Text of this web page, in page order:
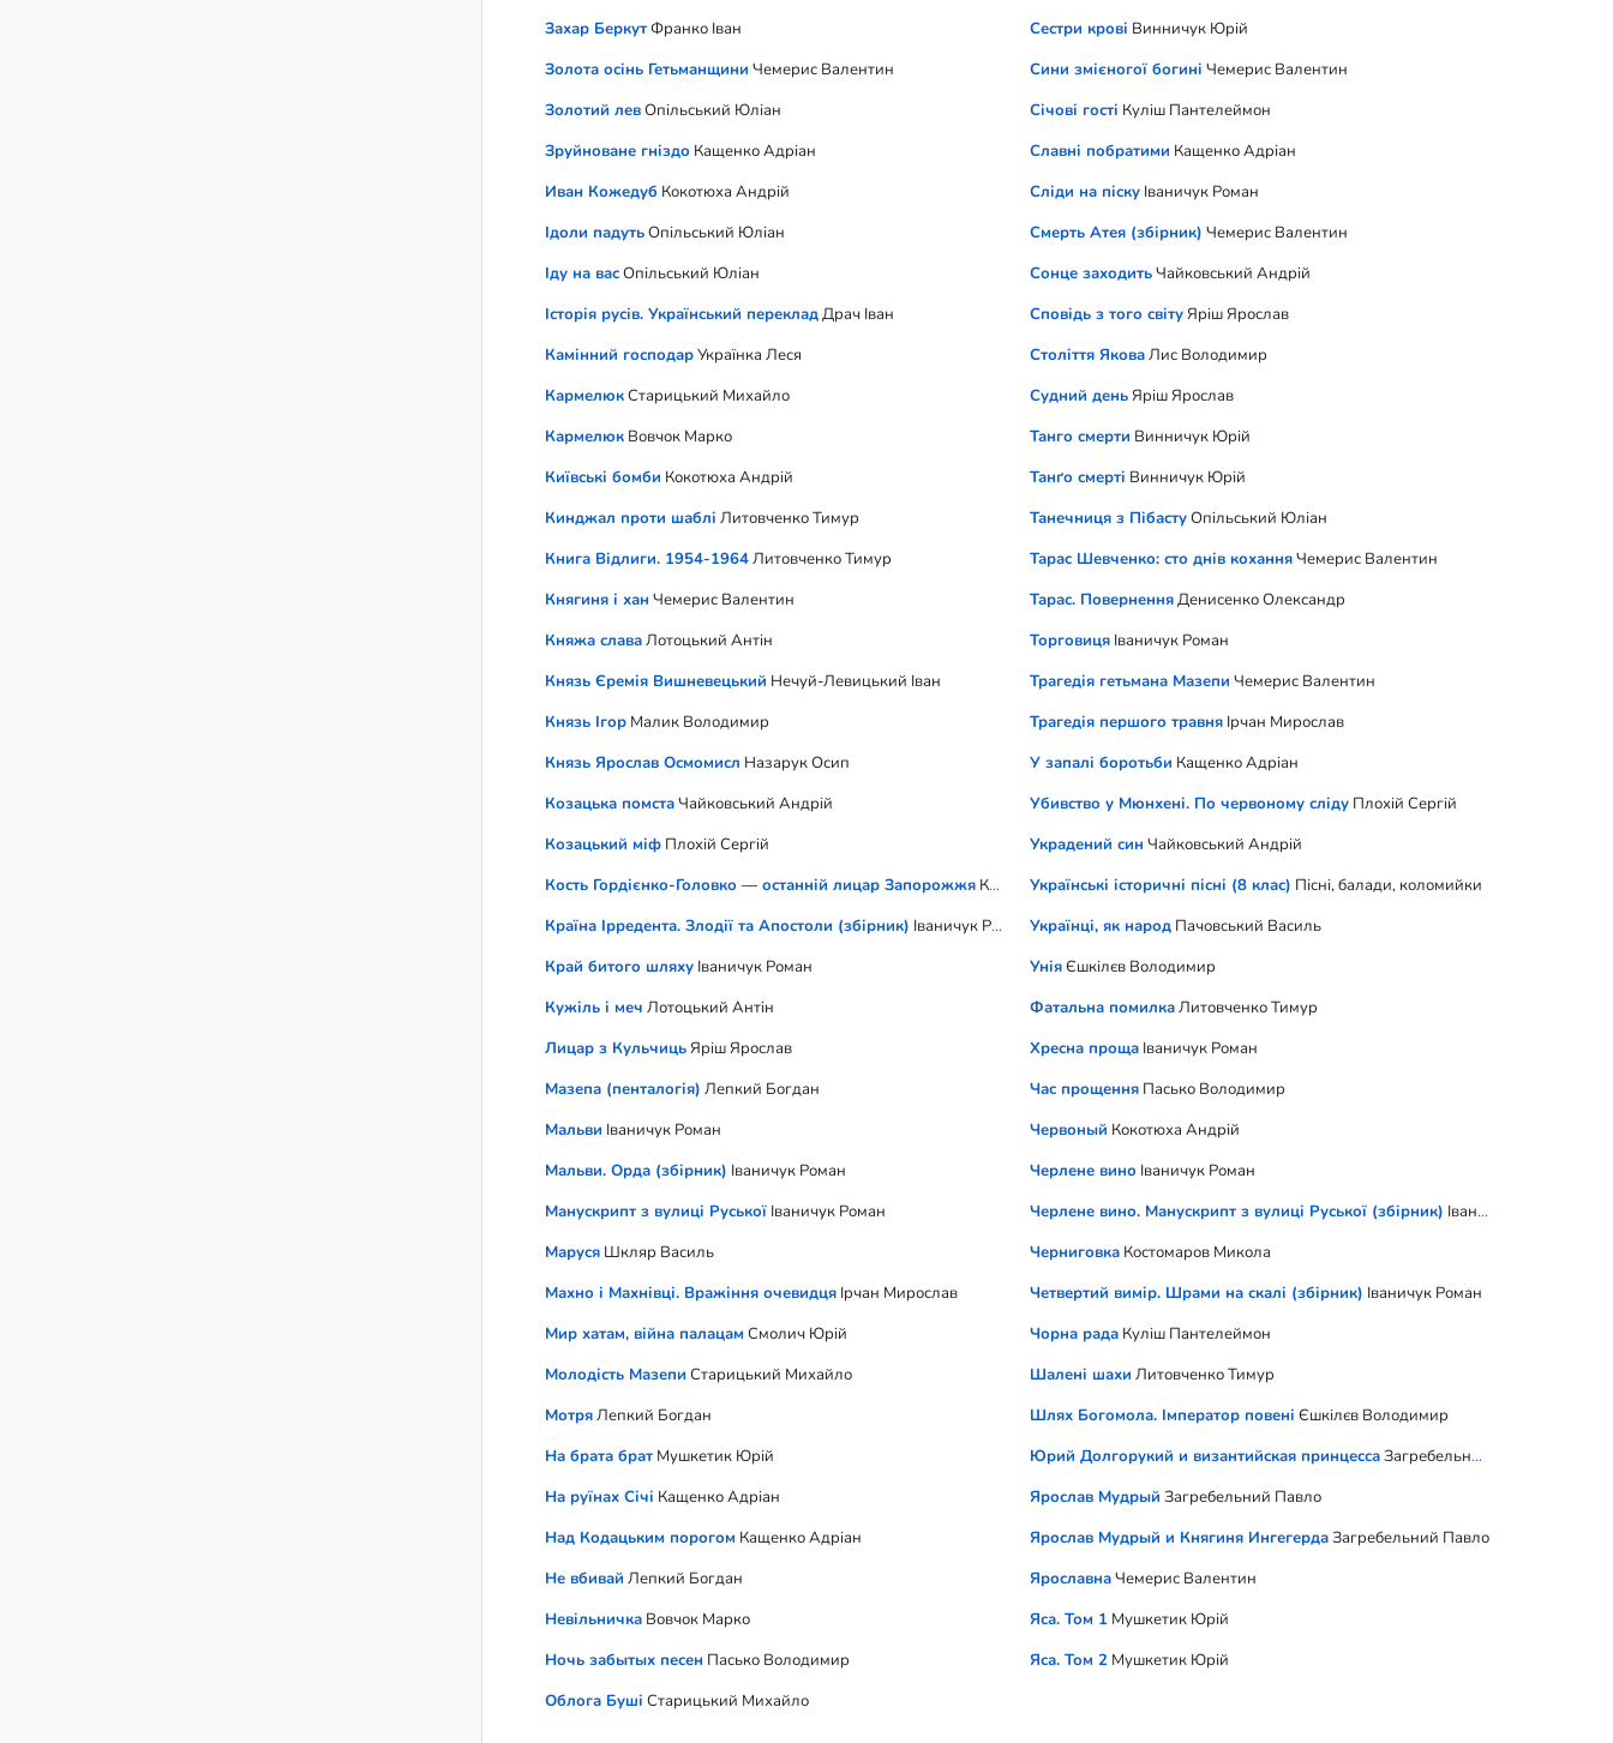
Захар БеркутФранко Іван
Золота осінь Гетьманщини Чемерис Валентин
Золотий левОпільський Юліан
Зруйноване гніздо Кащенко Адріан
Иван Кожедуб Кокотюха Андрій
Ідоли падутьОпільський Юліан
Іду на васОпільський Юліан
Історія русів. Український перекладДрач Іван
Камінний господарУкраїнка Леся
КармелюкСтарицький Михайло
Кармелюк Вовчок Марко
Київські бомби Кокотюха Андрій
Кинджал проти шаблі Литовченко Тимур
Книга Відлиги. 1954-1964Литовченко Тимур
Княгиня і хан Чемерис Валентин
Княжа славаЛотоцький Антін
Князь Єремія Вишневецький Нечуй-Левицький Іван
Князь Ігор Малик Володимир
Князь Ярослав Осмомисл Назарук Осип
Козацька помстаЧайковський Андрій
Козацький міф Плохій Сергій
Кость Гордієнко-Головко — останній лицар Запорожжя Кащенко Адріан
Країна Ірредента. Злодії та Апостоли (збірник) Іваничук Роман
Край битого шляху Іваничук Роман
Кужіль і меч Лотоцький Антін
Лицар з КульчицьЯріш Ярослав
Мазепа (пенталогія) Лепкий Богдан
Мальви Іваничук Роман
Мальви. Орда (збірник) Іваничук Роман
Манускрипт з вулиці Руської Іваничук Роман
Маруся Шкляр Василь
Махно і Махнівці. Вражіння очевидця Ірчан Мирослав
Мир хатам, війна палацам Смолич Юрій
Молодість Мазепи Старицький Михайло
МотряЛепкий Богдан
На брата брат Мушкетик Юрій
На руїнах Січі Кащенко Адріан
Над Кодацьким порогом Кащенко Адріан
Не вбивай Лепкий Богдан
Невільничка Вовчок Марко
Ночь забытых песен Пасько Володимир
Облога Буші Старицький Михайло
Сестри крові Винничук Юрій
Сини змієногої богині Чемерис Валентин
Січові гості Куліш Пантелеймон
Славні побратими Кащенко Адріан
Сліди на піску Іваничук Роман
Смерть Атея (збірник) Чемерис Валентин
Сонце заходитьЧайковський Андрій
Сповідь з того світуЯріш Ярослав
Століття ЯковаЛис Володимир
Судний деньЯріш Ярослав
Танго смерти Винничук Юрій
Танґо смерті Винничук Юрій
Танечниця з ПібастуОпільський Юліан
Тарас Шевченко: сто днів коханняЧемерис Валентин
Тарас. ПоверненняДенисенко Олександр
Торговиця Іваничук Роман
Трагедія гетьмана Мазепи Чемерис Валентин
Трагедія першого травня Ірчан Мирослав
У запалі боротьби Кащенко Адріан
Убивство у Мюнхені. По червоному сліду Плохій Сергій
Украдений син Чайковський Андрій
Українські історичні пісні (8 клас) Пісні, балади, коломийки
Українці, як народ Пачовський Василь
УніяЄшкілєв Володимир
Фатальна помилкаЛитовченко Тимур
Хресна проща Іваничук Роман
Час прощення Пасько Володимир
Червоный Кокотюха Андрій
Черлене вино Іваничук Роман
Черлене вино. Манускрипт з вулиці Руської (збірник) Іваничук Роман
Черниговка Костомаров Микола
Четвертий вимір. Шрами на скалі (збірник) Іваничук Роман
Чорна рада Куліш Пантелеймон
Шалені шахи Литовченко Тимур
Шлях Богомола. Імператор повені Єшкілєв Володимир
Юрий Долгорукий и византийская принцессаЗагребельний Павло
Ярослав Мудрый Загребельний Павло
Ярослав Мудрый и Княгиня ИнгегердаЗагребельний Павло
ЯрославнаЧемерис Валентин
Яса. Том 1 Мушкетик Юрій
Яса. Том 2 Мушкетик Юрій